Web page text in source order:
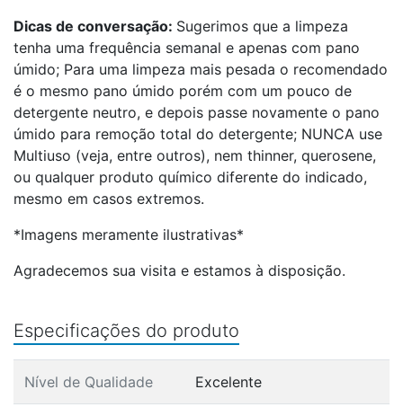
Dicas de conversação: Sugerimos que a limpeza
tenha uma frequência semanal e apenas com pano
úmido; Para uma limpeza mais pesada o recomendado
é o mesmo pano úmido porém com um pouco de
detergente neutro, e depois passe novamente o pano
úmido para remoção total do detergente; NUNCA use
Multiuso (veja, entre outros), nem thinner, querosene,
ou qualquer produto químico diferente do indicado,
mesmo em casos extremos.
*Imagens meramente ilustrativas*
Agradecemos sua visita e estamos à disposição.
Especificações do produto
Nível de Qualidade Excelente